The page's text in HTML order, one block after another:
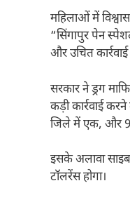
महिलाओं में
“सिंगापुर पेन
और उचित
सरकार ने ड्रग
कड़ी कार्रवाई
जिले में एक, और 9
इसके अलावा
टॉलरेंस होगा।